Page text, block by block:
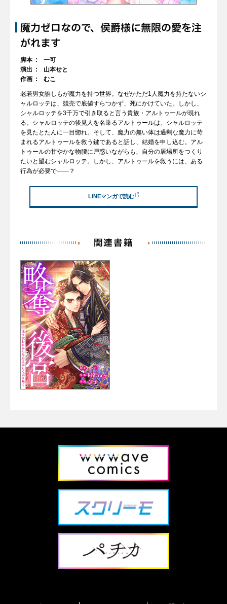
魔力ゼロなので、侯爵様に無限の愛を注
がれます
脚本
一可
演出
山本せと
作画
むこ
老若男女誰しもが魔力を持つ世界。なぜかただ1人魔力を持たないシ
ャルロッテは、競売で底値すらつかず、死にかけていた。しかし、
シャルロッテを3千万で引き取ると言う貴族・アルトゥールが現れ
る。シャルロッテの後見人を名乗るアルトゥールは、シャルロッテ
を見たとたんに一目惚れ。そして、魔力の無い体は過剰な魔力に苛
まれるアルトゥールを救う鍵であると話し、結婚を申し込む。アル
トゥールの甘やかな物腰に戸惑いながらも、自分の居場所をつくり
たいと望むシャルロッテ。しかし、アルトゥールを救うには、ある
行為が必要で――？
LINEマンガで読む
関連書籍